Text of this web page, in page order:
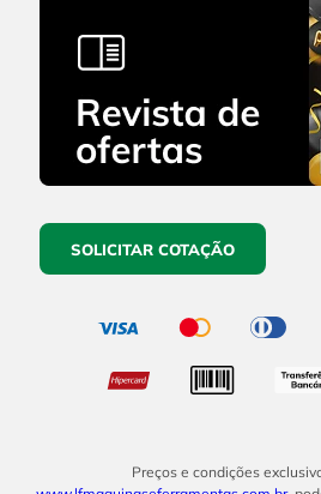
SOLICITAR COTAÇÃO
Preços e condições